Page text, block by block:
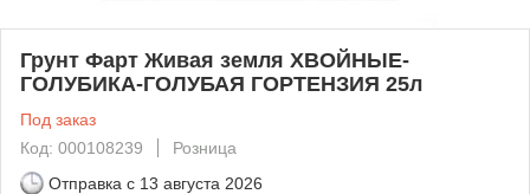
Грунт Фарт Живая земля ХВОЙНЫЕ-
ГОЛУБИКА-ГОЛУБАЯ ГОРТЕНЗИЯ 25л
Под заказ
Код: 000108239
Розница
Отправка с 13 августа 2026